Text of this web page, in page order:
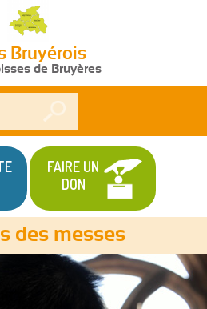
Bruyérois
de Bruyères
FAIRE UN
DON
des messes